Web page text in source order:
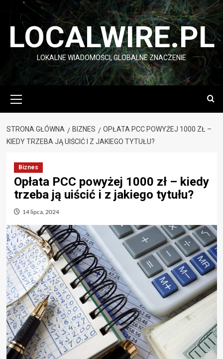
Przejdź
LOCALWIRE.PL
LOKALNE WIADOMOŚCI, GLOBALNE ZNACZENIE
główne
STRONA GŁÓWNA BIZNES
OPŁATA PCC POWYŻEJ 1000 ZŁ –
KIEDY TRZEBA JĄ UIŚCIĆ I Z JAKIEGO TYTUŁU?
Biznes
Opłata PCC powyżej 1000 zł – kiedy
trzeba ją uiścić i z jakiego tytułu?
14 lipca, 2024